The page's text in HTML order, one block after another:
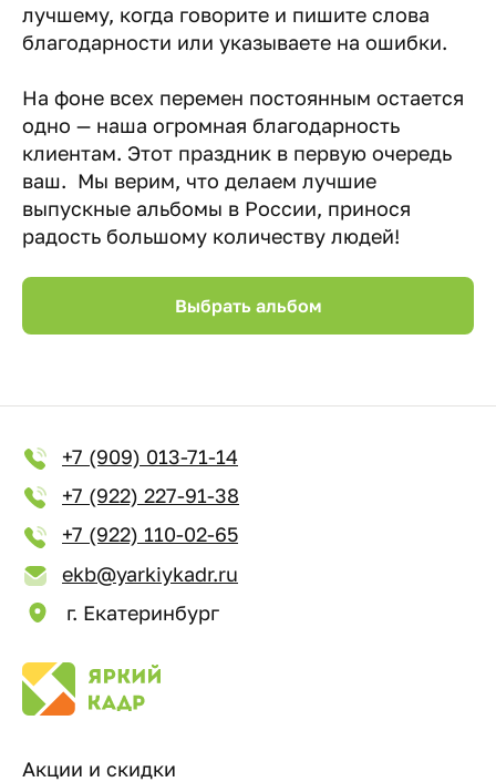
лучшему, когда говорите и пишите слова
благодарности или указываете на ошибки.
На фоне всех перемен постоянным остается
одно — наша огромная благодарность
клиентам. Этот праздник в первую очередь
ваш. Мы верим, что делаем лучшие
выпускные альбомы в России, принося
радость большому количеству людей!
Выбрать альбом
+7 (909) 013-71-14
+7 (922) 227-91-38
+7 (922) 110-02-65
ekb@yarkiykadr.ru
г. Екатеринбург
Акции и скидки